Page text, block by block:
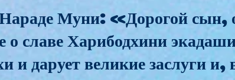
Нараде Муни: «Дорогой
о славе Харибодхини
и дарует великие заслуги